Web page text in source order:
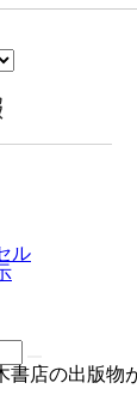
ル
書店の出版物